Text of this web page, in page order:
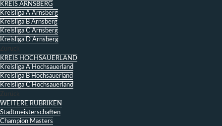
KREIS ARNSBERG
Kreisliga A Arnsberg
Kreisliga B Arnsberg
Kreisliga C Arnsberg
Kreisliga D Arnsberg
Zurück
KREIS HOCHSAUERLAND
Kreisliga A Hochsauerland
Kreisliga B Hochsauerland
Kreisliga C Hochsauerland
Zurück
WEITERE RUBRIKEN
Stadtmeisterschaften
Champion Masters